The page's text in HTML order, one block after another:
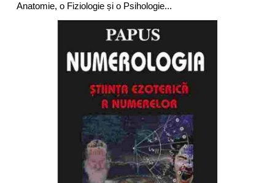
Anatomie, o Fiziologie și o Psihologie...